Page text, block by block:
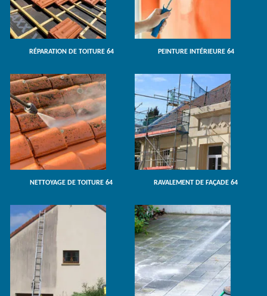
RÉPARATION DE TOITURE 64 PEINTURE INTÉRIEURE 64
NETTOYAGE DE TOITURE 64 RAVALEMENT DE FAÇADE 64